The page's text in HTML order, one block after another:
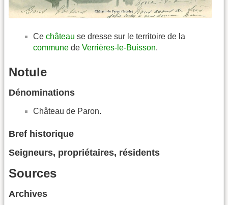
Ce château se dresse sur le territoire de la
commune de Verrières-le-Buisson.
Notule
Dénominations
Château de Paron.
Bref historique
Seigneurs, propriétaires, résidents
Sources
Archives